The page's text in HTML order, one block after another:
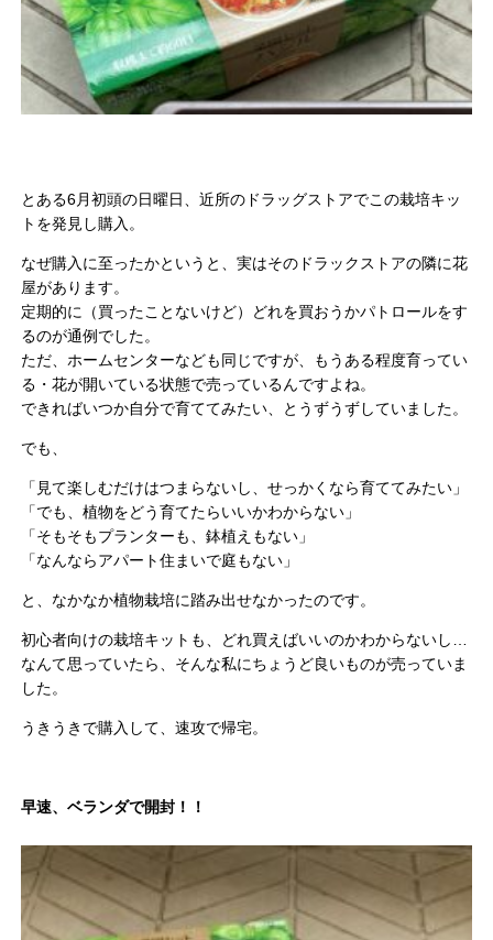
とある6月初頭の日曜日、近所のドラッグストアでこの栽培キッ
トを発見し購入。
なぜ購入に至ったかというと、実はそのドラックストアの隣に花
屋があります。
定期的に（買ったことないけど）どれを買おうかパトロールをす
るのが通例でした。
ただ、ホームセンターなども同じですが、もうある程度育ってい
る・花が開いている状態で売っているんですよね。
できればいつか自分で育ててみたい、とうずうずしていました。
でも、
「見て楽しむだけはつまらないし、せっかくなら育ててみたい」
「でも、植物をどう育てたらいいかわからない」
「そもそもプランターも、鉢植えもない」
「なんならアパート住まいで庭もない」
と、なかなか植物栽培に踏み出せなかったのです。
初心者向けの栽培キットも、どれ買えばいいのかわからないし…
なんて思っていたら、そんな私にちょうど良いものが売っていま
した。
うきうきで購入して、速攻で帰宅。
早速、ベランダで開封！！